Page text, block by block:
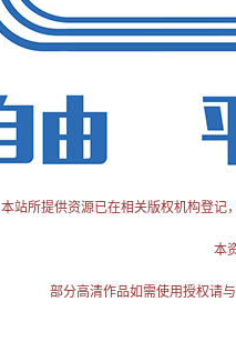
本站所提供资源已在相关版权机构登记
本
部分高清作品如需使用授权请与